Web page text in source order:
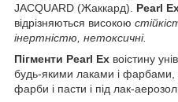
JACQUARD (Жаккард). Pearl
відрізняються високою
інертністю, нетоксичні.
Пігменти Pearl Ex воістину
будь-якими лаками і фарбами,
фарби і пасти і під лак-